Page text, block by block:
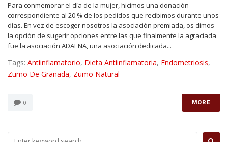
Para conmemorar el día de la mujer, hicimos una donación
correspondiente al 20 % de los pedidos que recibimos durante unos
días. En vez de escoger nosotros la asociación premiada, os dimos
la opción de sugerir opciones entre las que finalmente la agraciada
fue la asociación ADAENA, una asociación dedicada...
Tags: Antiinflamatorio, Dieta Antiinflamatoria, Endometriosis,
Zumo De Granada, Zumo Natural
0 MORE